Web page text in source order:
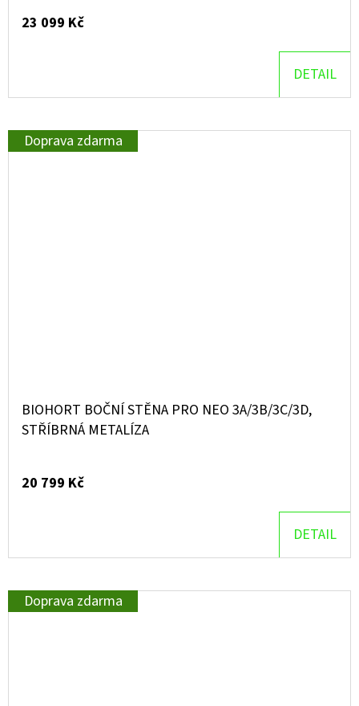
23 099 Kč
DETAIL
Doprava zdarma
BIOHORT BOČNÍ STĚNA PRO NEO 3A/3B/3C/3D,
STŘÍBRNÁ METALÍZA
20 799 Kč
DETAIL
Doprava zdarma